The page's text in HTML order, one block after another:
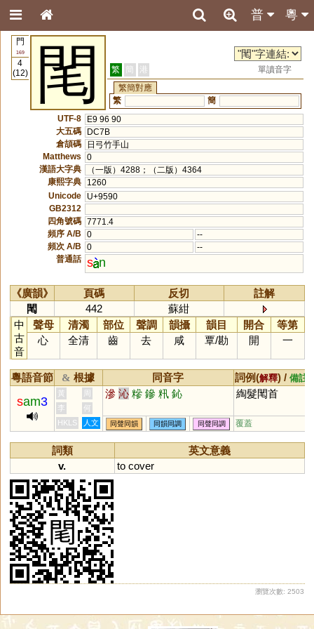
粵
普
門
169
4
(12)
閐 繁 簡 港
單讀音字
繁簡對應
繁
簡
UTF-8
E9 96 90
大五碼
DC7B
倉頡碼
日弓竹手山
Matthews
0
漢語大字典
（一版）4288；（二版）4364
康熙字典
1260
Unicode
U+9590
GB2312
四角號碼 7771.4
頻序 A/B
0
--
頻次 A/B
0
--
普通話 s n
《廣韻》 頁碼 反切
註解
閐
442
蘇紺
中
古
音
聲母 清濁 部位 聲調 韻攝 韻目 開合
等第
心
全清 齒 去 咸 覃/勘 開 一
粵語音節 & 根據 同音字 詞例(解釋) / 備註
sam3
黃 周 滲 沁 糝 鏒 籸 鈊 綯髮閐首
李
何
HKLS
人文 同聲同韻 同韻同調 同聲同調 覆蓋
詞類
英文意義
v.
to cover
瀏覽次數: 2503